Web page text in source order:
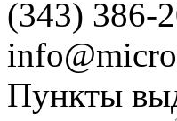
(343) 386-
Пункты